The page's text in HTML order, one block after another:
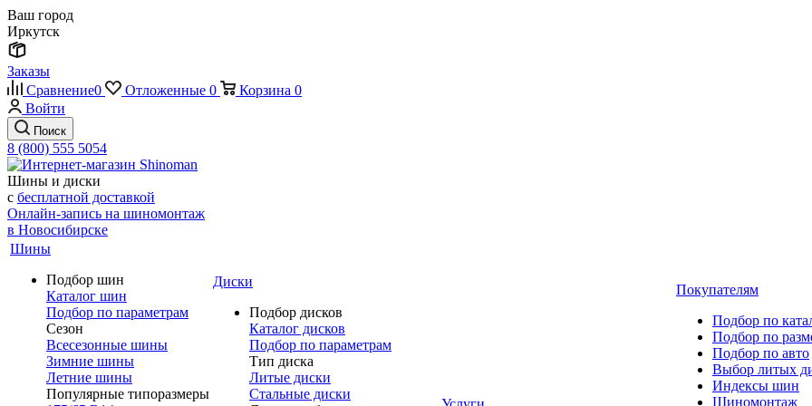
Ваш город
Иркутск
Заказы
Сравнение0 Отложенные 0 Корзина 0
Войти
Поиск
8 (800) 555 5054
Шины и диски
с бесплатной доставкой
Онлайн-запись на шиномонтаж
в Новосибирске
Шины
Подбор шин
Каталог шин
Подбор по параметрам
Сезон
Всесезонные шины
Зимние шины
Летние шины
Популярные типоразмеры
Диски
Подбор дисков
Каталог дисков
Подбор по параметрам
Тип диска
Литые диски
Стальные диски
Покупателям
Подбор по
Подбор по
Подбор по авто
Выбор литых
Индексы шин
Шиномонтаж